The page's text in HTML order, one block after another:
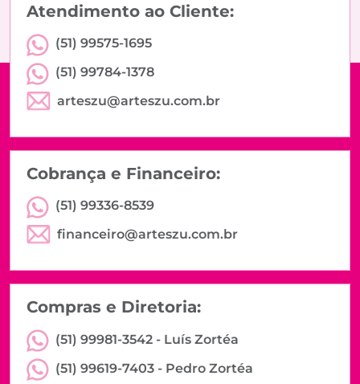
Atendimento ao Cliente:
(51) 99575-1695
(51) 99784-1378
arteszu@arteszu.com.br
Cobrança e Financeiro:
(51) 99336-8539
financeiro@arteszu.com.br
Compras e Diretoria:
(51) 99981-3542 - Luís Zortéa
(51) 99619-7403 - Pedro Zortéa